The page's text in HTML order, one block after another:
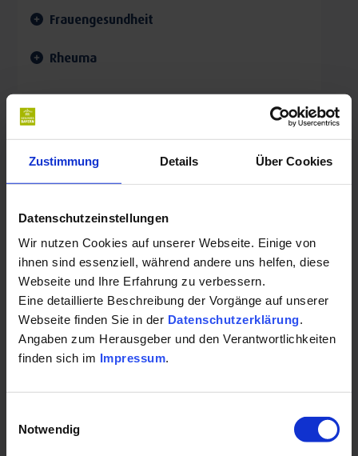
Zustimmung Details Über Cookies
Datenschutzeinstellungen
Wir nutzen Cookies auf unserer Webseite. Einige von
ihnen sind essenziell, während andere uns helfen, diese
Webseite und Ihre Erfahrung zu verbessern.
Eine detaillierte Beschreibung der Vorgänge auf unserer
Webseite finden Sie in der Datenschutzerklärung.
Angaben zum Herausgeber und den Verantwortlichkeiten
finden sich im Impressum.
Notwendig
Frauengesundheit
Rheuma
Akupunktur
Betreuung von Diabetikern
EKG
Infusionstherapie
Kompaktkuren
Laboruntersuchung
Naturheilverfahren
Neuraltherapie
Mehr lesen
Kontakt für Ihre Kur oder Ihren Gesundheits-
Gemeinschaftspraxis Dres. Stei